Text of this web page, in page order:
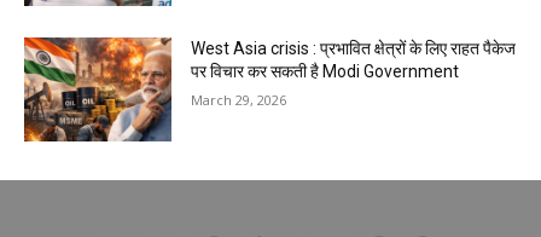
West Asia crisis : प्रभावित क्षेत्रों के लिए राहत पैकेज
पर विचार कर सकती है Modi Government
March 29, 2026